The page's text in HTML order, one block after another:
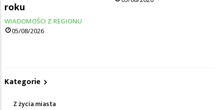
roku
WIADOMOŚCI Z REGIONU
05/08/2026
Kategorie
Z życia miasta